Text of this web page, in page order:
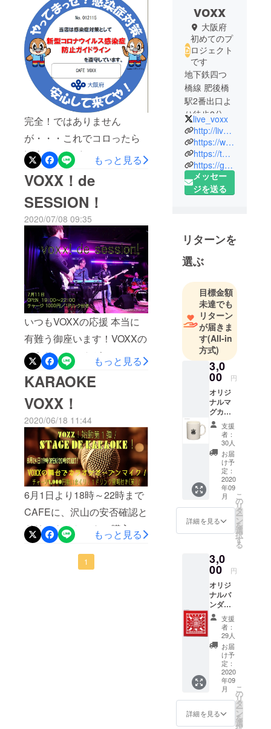
完全！ではありません
が・・・これでコロったら
観念しますザックリですが
対策は下記の内容です。
１）大阪府コロナ追跡シス
テムの導入２）舞台と客席
の間隔を２ⅿ以上空けてい
ます３）客席を前後1m空け
る（ホール内30席、通路10
席、バーカン側10席）計50
席対応できます。４）店内
換気（強制吸排気ファン）
３分で店内の空気が入れ替
わります。５）受付用、非
接触体温計、アルコール消
毒液、６）トイレ、換気、
ナー７）店内加湿器 50畳用
８）毎回、ボーカルマイク
のグリル交換及び除菌シー
トでの清掃
もっと見る
VOXX！de
SESSION！
2020/07/08 09:35
いつもVOXXの応援 本当に
有難う御座います！VOXXの
ミキサーちゃんがソロソロ
本格的に音出してもえぇ～
んちゃう？って言ってま
す！だぁ～かぁ～らぁ～♫来
る！7月11日19時～22時ま
で！セッションライブ！開
催します！VOXX恒例になり
ました3蜜を避けての開催！
（キャパ50名可能です）コ
ロッてない！健康に自信の
ある貴方なら大丈夫！入場
料金は、バーカウンターで
お支払いください（1000円
もっと見る
KARAOKE
VOXX！
2020/06/18 11:44
6月1日より18時～22時まで
CAFEに、沢山の安否確認と
ドリンクチケットの購入を
いただきました皆様の応援
に支えられ毎日幸せですそ
もっと見る
1
voxx
大阪府
初めてのプ
ロジェクト
です
地下鉄四つ
橋線 肥後橋
駅2番出口よ
り徒歩2分
ミュージッ
クシーンだ
けでなく、
ダンスや講
演、貸切
パーティー
ントにご利
用頂けます.
● 充実した音
用意。
● フローリン
グ敷きとサ
イドのミ
ラーフロア
はダンスに
も最適。
● 結婚式二次
会、パー
ティーなど
多様なイベ
ントにご利
用頂けま
● テーブルで
80席、スタ
ンディング
合150名に対
● レッスン教
室などス
クールとし
てもご利用
ください。
live_voxx
http://live-voxx.com/
https://www.facebook.com/LiveVoxx/?ref=bookmarks
https://twitter.com/live_voxx
https://goo.gl/maps/wohyXoswuhPdukpTA
メッセー
ジを送る
リターンを
選ぶ
目標金額
未達でも
リターン
が届きま
す(All-in
方式)
3,0
00 円
オリジ
ナルマ
グカッ
プ1個✖
ドリン
クチ
ケット2
VOXX
10th
MUG
CUP サ
イズ=直
径
84mm×
ホワイ
ト 材質
=ストー
ンウエ
ア 容量
=約
340ml
紙箱入
ドリン
クチ
ケット
有効期
限 2020
年9月～
2021年
3月まで
有効
支援
者：
30人
お届
け予
定：
2020
年09
月
詳細を見る
こ
の
リ
タ
ー
ン
を
選
択
す
る
3,0
00 円
オリジ
ナルバ
ンダナ
✖ドリ
ンクチ
ケット2
枚
VOXX
10th
BANDA
NA サイ
=60cm
x60cm
カラー
支援
者：
29人
お届
け予
定：
2020
年09
月
詳細を見る
こ
の
リ
タ
ー
ン
を
選